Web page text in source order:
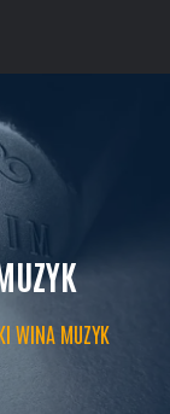
WINA MUZYK